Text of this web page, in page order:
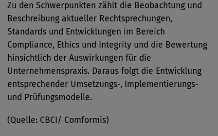
Zu den Schwerpunkten zählt die Beobachtung und
Beschreibung aktueller Rechtsprechungen,
Standards und Entwicklungen im Bereich
Compliance, Ethics und Integrity und die Bewertung
hinsichtlich der Auswirkungen für die
Unternehmenspraxis. Daraus folgt die Entwicklung
entsprechender Umsetzungs-, Implementierungs-
und Prüfungsmodelle.
(Quelle: CBCI/ Comformis)